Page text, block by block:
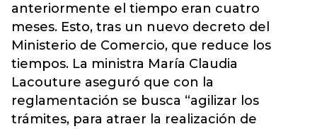
anteriormente el tiempo eran cuatro
meses. Esto, tras un nuevo decreto del
Ministerio de Comercio, que reduce los
tiempos. La ministra María Claudia
Lacouture aseguró que con la
reglamentación se busca “agilizar los
trámites, para atraer la realización de